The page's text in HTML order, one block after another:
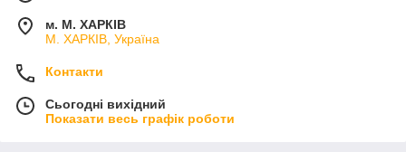
м. М. ХАРКІВ
М. ХАРКІВ, Україна
Контакти
Сьогодні вихідний
Показати весь графік роботи